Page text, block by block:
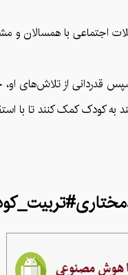
اجتماعی با همسالان و
قدردانی از تلاش‌های
به کودک کمک کنند تا